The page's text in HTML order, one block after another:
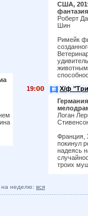
США,
фантазия
Роберт
Шин
Римейк
19:
Х/ф
Логан
Франция,
покинул
надеясь
троих
на неделю: вся